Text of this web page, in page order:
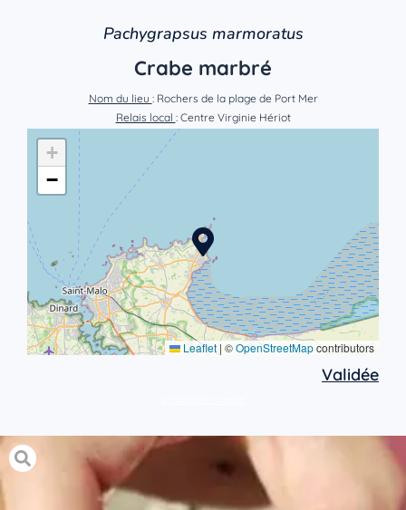
Pachygrapsus marmoratus
Crabe marbré
Nom du lieu : Rochers de la plage de Port Mer
Relais local : Centre Virginie Hériot
+
−
Leaflet | ©OpenStreetMapcontributors
Validée